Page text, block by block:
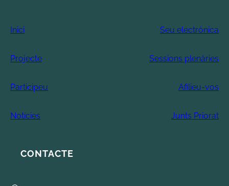
Inici Seu electrònica
Projecte Sessions plenàries
Participeu Afilieu-vos
Notícies Junts Priorat
CONTACTE